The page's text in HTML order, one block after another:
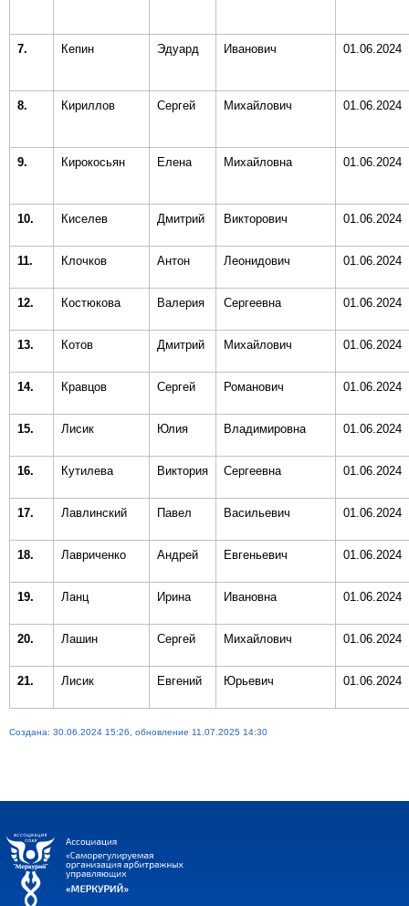
7. Кепин Эдуард Иванович 01.06.2024
8. Кириллов Сергей Михайлович 01.06.2024
9. Кирокосьян Елена Михайловна 01.06.2024
10. Киселев Дмитрий Викторович 01.06.2024
11. Клочков Антон Леонидович 01.06.2024
12. Костюкова Валерия Сергеевна 01.06.2024
13. Котов Дмитрий Михайлович 01.06.2024
14. Кравцов Сергей Романович 01.06.2024
15. Лисик Юлия Владимировна 01.06.2024
16. Кутилева Виктория Сергеевна 01.06.2024
17. Лавлинский Павел Васильевич 01.06.2024
18. Лавриченко Андрей Евгеньевич 01.06.2024
19. Ланц Ирина Ивановна 01.06.2024
20. Лашин Сергей Михайлович 01.06.2024
21. Лисик Евгений Юрьевич 01.06.2024
Создана: 30.06.2024 15:26, обновление 11.07.2025 14:30